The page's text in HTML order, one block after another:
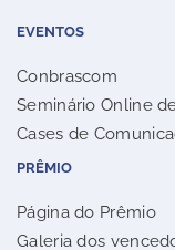
EVENTOS
Conbrascom
Seminário Online
Cases de
PRÊMIO
Página do Prêmio
Galeria dos